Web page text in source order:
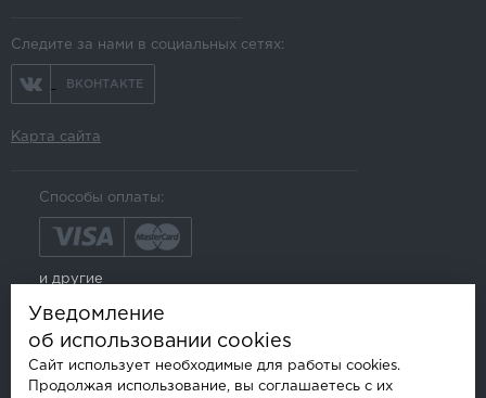
Следите за нами в социальных сетях:
ВКОНТАКТЕ
Карта сайта
Способы оплаты:
и другие
Уведомление
об использовании cookies
Сайт использует необходимые для работы cookies.
Продолжая использование, вы соглашаетесь с их